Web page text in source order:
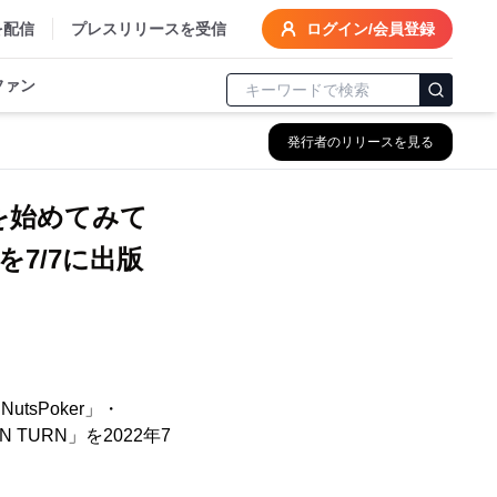
配信 プレスリリースを受信 ログイン/会員登録
ァン
発行者のリリースを見る
始めてみて
7/7に出版
」・
TURN」を2022年7